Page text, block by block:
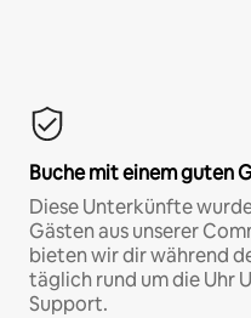
Buche mit einem guten
Diese Unterkünfte
Gästen aus unserer
bieten wir dir während
täglich rund um die Uhr
Support.